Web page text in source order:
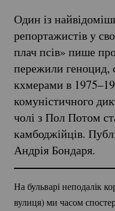
Один із
репортажистів у
плач псів» пише
пережили геноцид,
кхмерами в
комуністичного
чолі з Пол Потом
камбоджійців.
Андрія Бондаря.
На бульварі неподалік
вулиця) ми часом